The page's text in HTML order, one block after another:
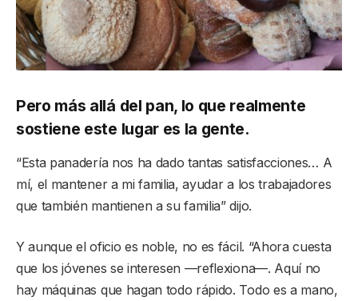
Pero más allá del pan, lo que realmente
sostiene este lugar es la gente.
“Esta panadería nos ha dado tantas satisfacciones… A
mí, el mantener a mi familia, ayudar a los trabajadores
que también mantienen a su familia” dijo.
Y aunque el oficio es noble, no es fácil. “Ahora cuesta
que los jóvenes se interesen —reflexiona—. Aquí no
hay máquinas que hagan todo rápido. Todo es a mano,